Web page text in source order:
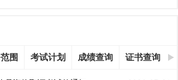
围 考试计划 成绩查询 证书查询